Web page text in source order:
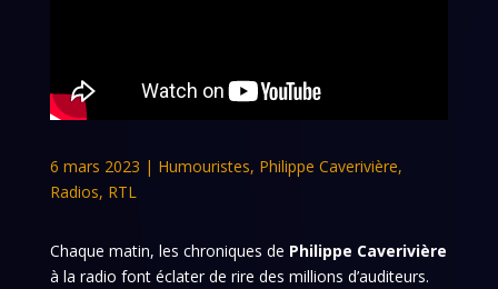
6 mars 2023 | Humouristes, Philippe Caverivière,
Radios, RTL
Chaque matin, les chroniques de Philippe Caverivière
à la radio font éclater de rire des millions d’auditeurs.